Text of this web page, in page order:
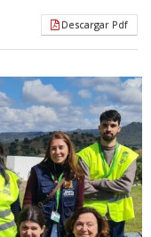
Descargar Pdf